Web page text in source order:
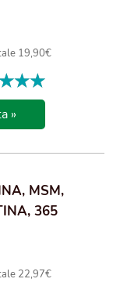
19,90€
»
MSM,
365
22,97€